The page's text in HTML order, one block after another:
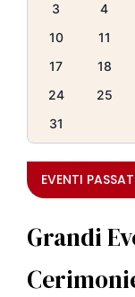
3
4
10
11
17
18
24
25
31
EVENTI
Grandi